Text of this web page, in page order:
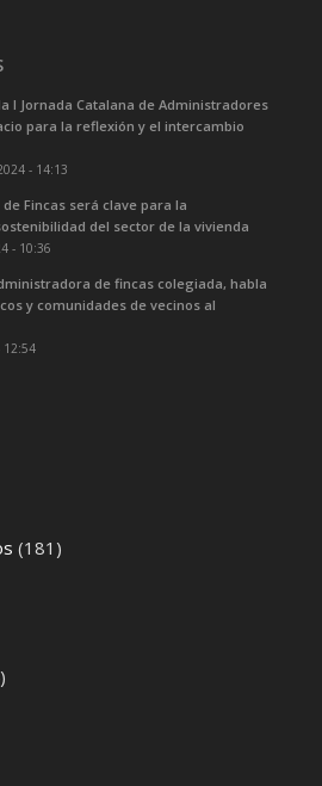
I Jornada Catalana de Administradores
para la reflexión y el intercambio
- 14:13
Fincas será clave para la
del sector de la vivienda
- 10:36
de fincas colegiada, habla
y comunidades de vecinos al
12:54
(181)